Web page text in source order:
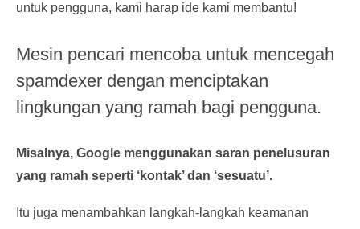
untuk pengguna, kami harap ide kami membantu!
Mesin pencari mencoba untuk mencegah
spamdexer dengan menciptakan
lingkungan yang ramah bagi pengguna.
Misalnya, Google menggunakan saran penelusuran
yang ramah seperti ‘kontak’ dan ‘sesuatu’.
Itu juga menambahkan langkah-langkah keamanan